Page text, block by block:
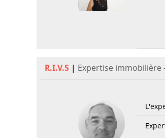
R.I.V.S | Expertise immobilière